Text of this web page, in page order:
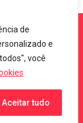
de
e
você
Aceitar tudo